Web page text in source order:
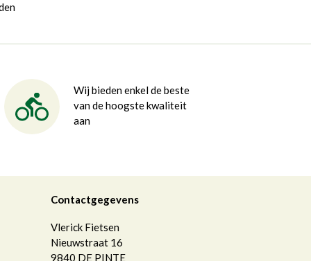
Wij bieden enkel de beste
van de hoogste kwaliteit
aan
Contactgegevens
Vlerick Fietsen
Nieuwstraat 16
9840 DE PINTE